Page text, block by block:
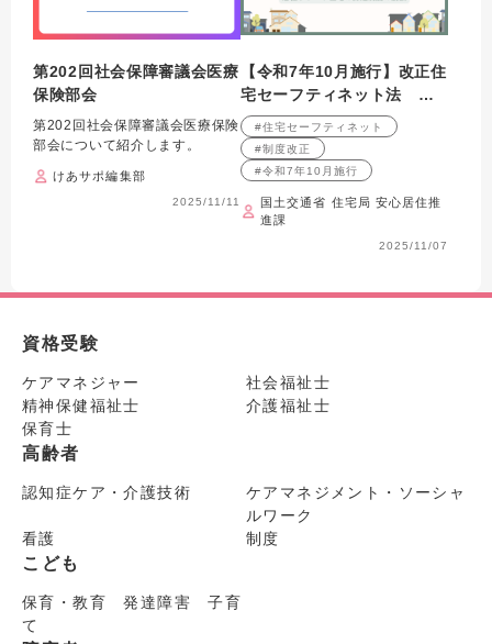
第202回社会保障審議会医療
保険部会
第202回社会保障審議会医療保険
部会について紹介します。
けあサポ編集部
2025/11/11
【令和7年10月施行】改正住
宅セーフティネット法 第5
回 居住サポート住宅の認
定制度の創設
#住宅セーフティネット
#制度改正
#令和7年10月施行
国土交通省 住宅局 安心居住推
進課
2025/11/07
資格受験
ケアマネジャー
社会福祉士
精神保健福祉士
介護福祉士
保育士
高齢者
認知症ケア・介護技術
ケアマネジメント・ソーシャ
ルワーク
看護
制度
こども
保育・教育 発達障害 子育
て